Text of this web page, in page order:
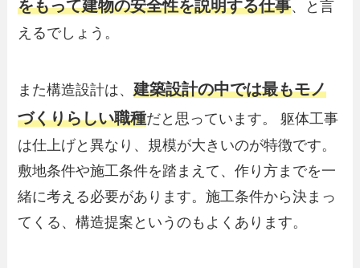
をもって建物の安全性を説明する仕事、と言
えるでしょう。
また構造設計は、建築設計の中では最もモノ
づくりらしい職種だと思っています。 躯体工事
は仕上げと異なり、規模が大きいのが特徴です。
敷地条件や施工条件を踏まえて、作り方までを一
緒に考える必要があります。施工条件から決まっ
てくる、構造提案というのもよくあります。